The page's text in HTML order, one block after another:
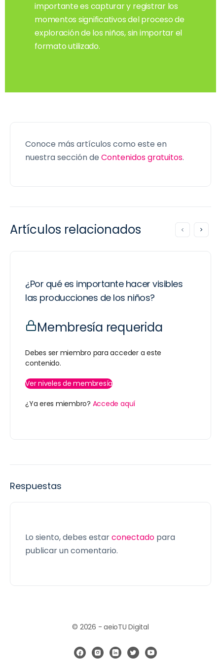
importante es capturar y registrar los
momentos significativos del proceso de
exploración de los niños, sin importar el
formato utilizado.
Conoce más artículos como este en
nuestra sección de Contenidos gratuitos.
Artículos relacionados
¿Por qué es importante hacer visibles
las producciones de los niños?
Membresía requerida
Debes ser miembro para acceder a este
contenido.
Ver niveles de membresía
¿Ya eres miembro? Accede aquí
Respuestas
Lo siento, debes estarconectado para
publicar un comentario.
© 2026 - aeioTU Digital